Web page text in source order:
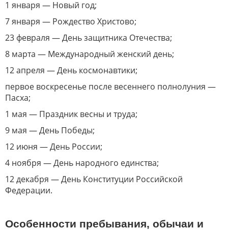
1 января — Новый год;
7 января — Рождество Христово;
23 февраля — День защитника Отечества;
8 марта — Международный женский день;
12 апреля — День космонавтики;
первое воскресенье после весеннего полнолуния —
Пасха;
1 мая — Праздник весны и труда;
9 мая — День Победы;
12 июня — День России;
4 ноября — День народного единства;
12 декабря — День Конституции Российской
Федерации.
Особенности пребывания, обычаи и